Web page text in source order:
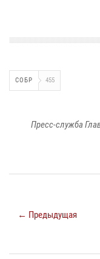
СОБР 455
Пресс-служба
← Предыдущая